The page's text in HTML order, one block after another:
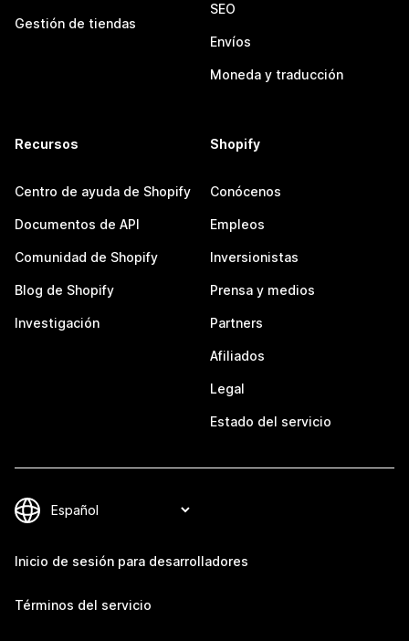
Gestión de tiendas
SEO
Envíos
Moneda y traducción
Recursos
Centro de ayuda de Shopify
Documentos de API
Comunidad de Shopify
Blog de Shopify
Investigación
Shopify
Conócenos
Empleos
Inversionistas
Prensa y medios
Partners
Afiliados
Legal
Estado del servicio
Inicio de sesión para desarrolladores
Términos del servicio